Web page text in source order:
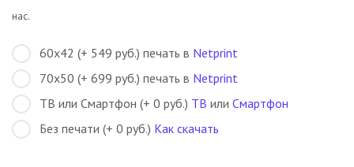
нас.
60х42 (+ 549 руб.) печать в Netprint
70х50 (+ 699 руб.) печать в Netprint
ТВ или Смартфон (+ 0 руб.) ТВ или Смартфон
Без печати (+ 0 руб.) Как скачать